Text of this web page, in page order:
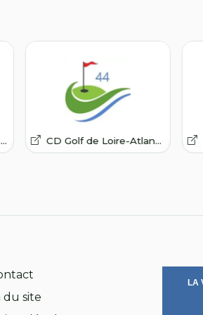
CD Golf de Loire-Atlantique
du site